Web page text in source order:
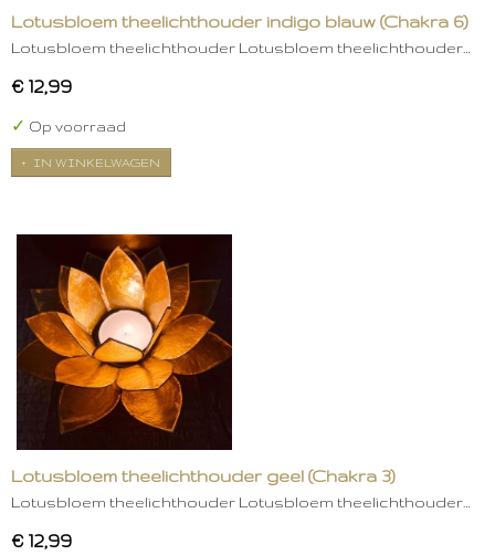
Lotusbloem theelichthouder indigo blauw (Chakra 6)
Lotusbloem theelichthouder Lotusbloem theelichthouder…
€ 12,99
✓ Op voorraad
IN WINKELWAGEN
Lotusbloem theelichthouder geel (Chakra 3)
Lotusbloem theelichthouder Lotusbloem theelichthouder…
€ 12,99